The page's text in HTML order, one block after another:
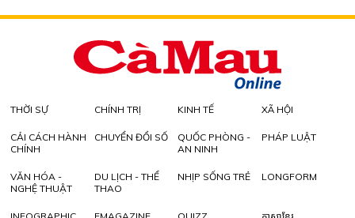
THỜI SỰ CHÍNH TRỊ KINH TẾ XÃ HỘI
CẢI CÁCH HÀNH
CHÍNH
CHUYỂN ĐỔI SỐ
QUỐC PHÒNG -
AN NINH
PHÁP LUẬT
VĂN HÓA -
NGHỆ THUẬT
DU LỊCH - THỂ
THAO
NHỊP SỐNG TRẺ LONGFORM